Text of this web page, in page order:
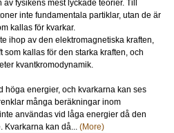
fysikens mest lyckade teorier. Till
inte fundamentala partiklar, utan de är
kallas för kvarkar.
ihop av den elektromagnetiska kraften,
kallas för den starka kraften, och
kvantkromodynamik.
höga energier, och kvarkarna kan ses
många beräkningar inom
användas vid låga energier då den
Kvarkarna kan då... (More)